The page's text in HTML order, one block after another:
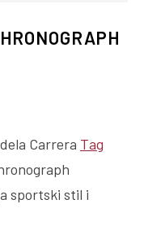
Carrera Tag
sportski stil i